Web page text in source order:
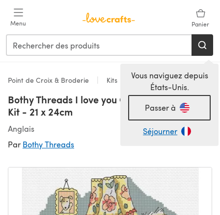
Menu Panier
Vous naviguez depuis
États-Unis.
Passer à
Séjourner
Point de Croix & Broderie Kits
Bothy Threads I love you Granny Cross Stitch
Kit - 21 x 24cm
Anglais
Par Bothy Threads